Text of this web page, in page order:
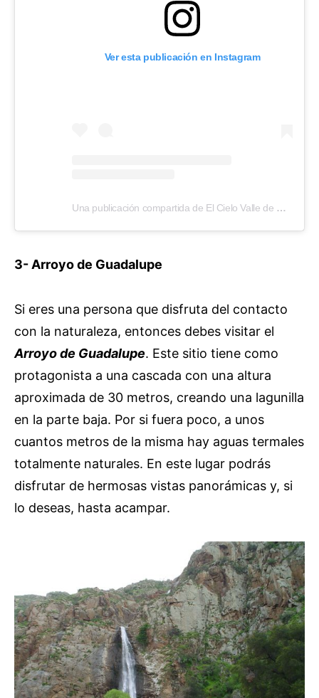
Ver esta publicación en Instagram
Una publicación compartida de El Cielo Valle de Guadalupe (@elcielovalledeguadalupe)
3- Arroyo de Guadalupe
Si eres una persona que disfruta del contacto
con la naturaleza, entonces debes visitar el
Arroyo de Guadalupe. Este sitio tiene como
protagonista a una cascada con una altura
aproximada de 30 metros, creando una lagunilla
en la parte baja. Por si fuera poco, a unos
cuantos metros de la misma hay aguas termales
totalmente naturales. En este lugar podrás
disfrutar de hermosas vistas panorámicas y, si
lo deseas, hasta acampar.